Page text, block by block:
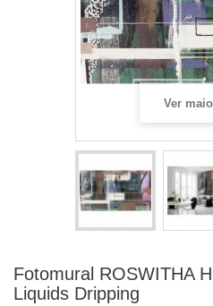
Ver
Fotomural ROSWITHA
Liquids Dripping